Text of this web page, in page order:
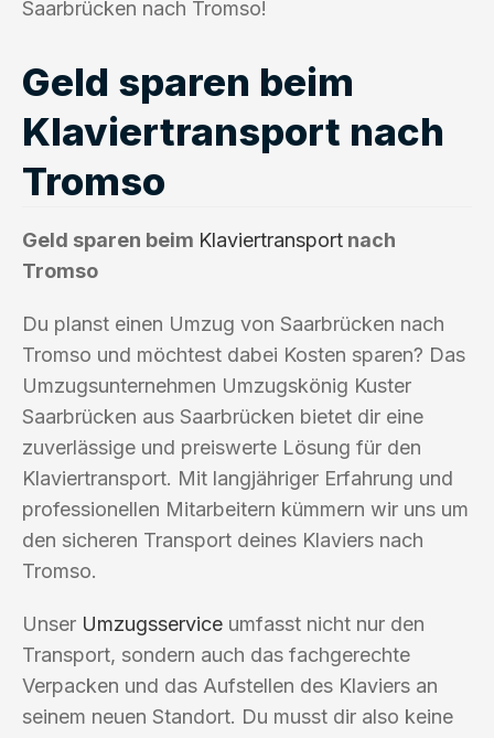
Saarbrücken nach Tromso!
Geld sparen beim
Klaviertransport nach
Tromso
Geld sparen beim Klaviertransport nach
Tromso
Du planst einen Umzug von Saarbrücken nach
Tromso und möchtest dabei Kosten sparen? Das
Umzugsunternehmen Umzugskönig Kuster
Saarbrücken aus Saarbrücken bietet dir eine
zuverlässige und preiswerte Lösung für den
Klaviertransport. Mit langjähriger Erfahrung und
professionellen Mitarbeitern kümmern wir uns um
den sicheren Transport deines Klaviers nach
Tromso.
Unser Umzugsservice umfasst nicht nur den
Transport, sondern auch das fachgerechte
Verpacken und das Aufstellen des Klaviers an
seinem neuen Standort. Du musst dir also keine